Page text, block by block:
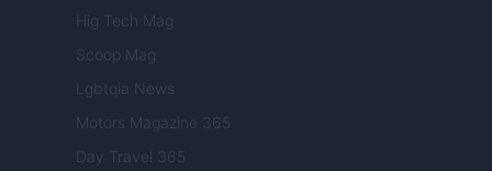
Hig Tech Mag
Scoop Mag
Lgbtqia News
Motors Magazine 365
Day Travel 365